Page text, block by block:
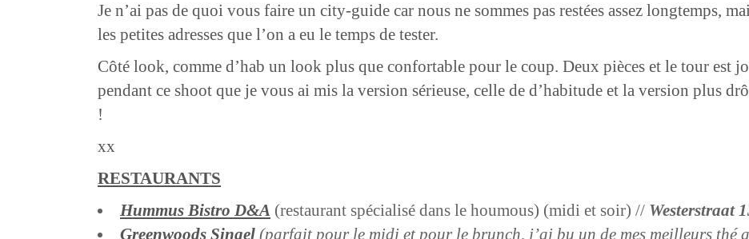
Je n’ai pas de quoi vous faire un city-guide car nous ne sommes pas restées assez longtemps,
les petites adresses que l’on a eu le temps de tester.
Côté look, comme d’hab un look plus que confortable pour le coup. Deux pièces et le tour est
pendant ce shoot que je vous ai mis la version sérieuse, celle de d’habitude et la version plus
!
xx
RESTAURANTS
Hummus Bistro D&A (restaurant spécialisé dans le houmous) (midi et soir) // Westerstraat
Greenwoods Singel (parfait pour le midi et pour le brunch, j’ai bu un de mes meilleurs thé